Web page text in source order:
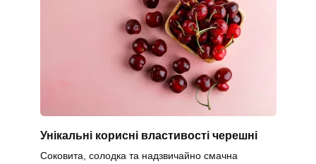
Унікальні корисні властивості черешні
Соковита, солодка та надзвичайно смачна